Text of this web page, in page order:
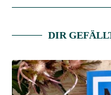
DIR